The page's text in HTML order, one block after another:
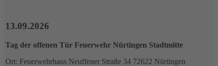
13.09.2026
Tag der offenen Tür Feuerwehr Nürtingen Stadtmitte
Ort: Feuerwehrhaus Neuffener Straße 34 72622 Nürtingen